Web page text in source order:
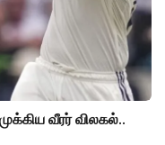
வீரர் விலகல்..